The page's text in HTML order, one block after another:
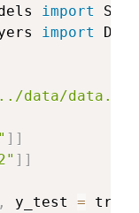
import
import
data/
] ]
] ]
, y_test =